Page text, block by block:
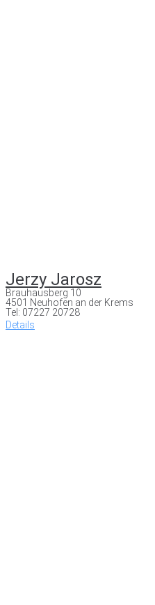
Jerzy Jarosz
Brauhausberg 10
4501 Neuhofen an der Krems
Tel: 07227 20728
Details